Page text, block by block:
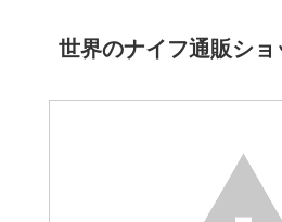
世界のナイフ通販シ